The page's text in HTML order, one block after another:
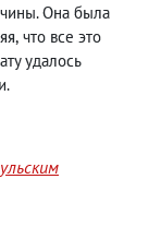
Она была
, что все это
удалось